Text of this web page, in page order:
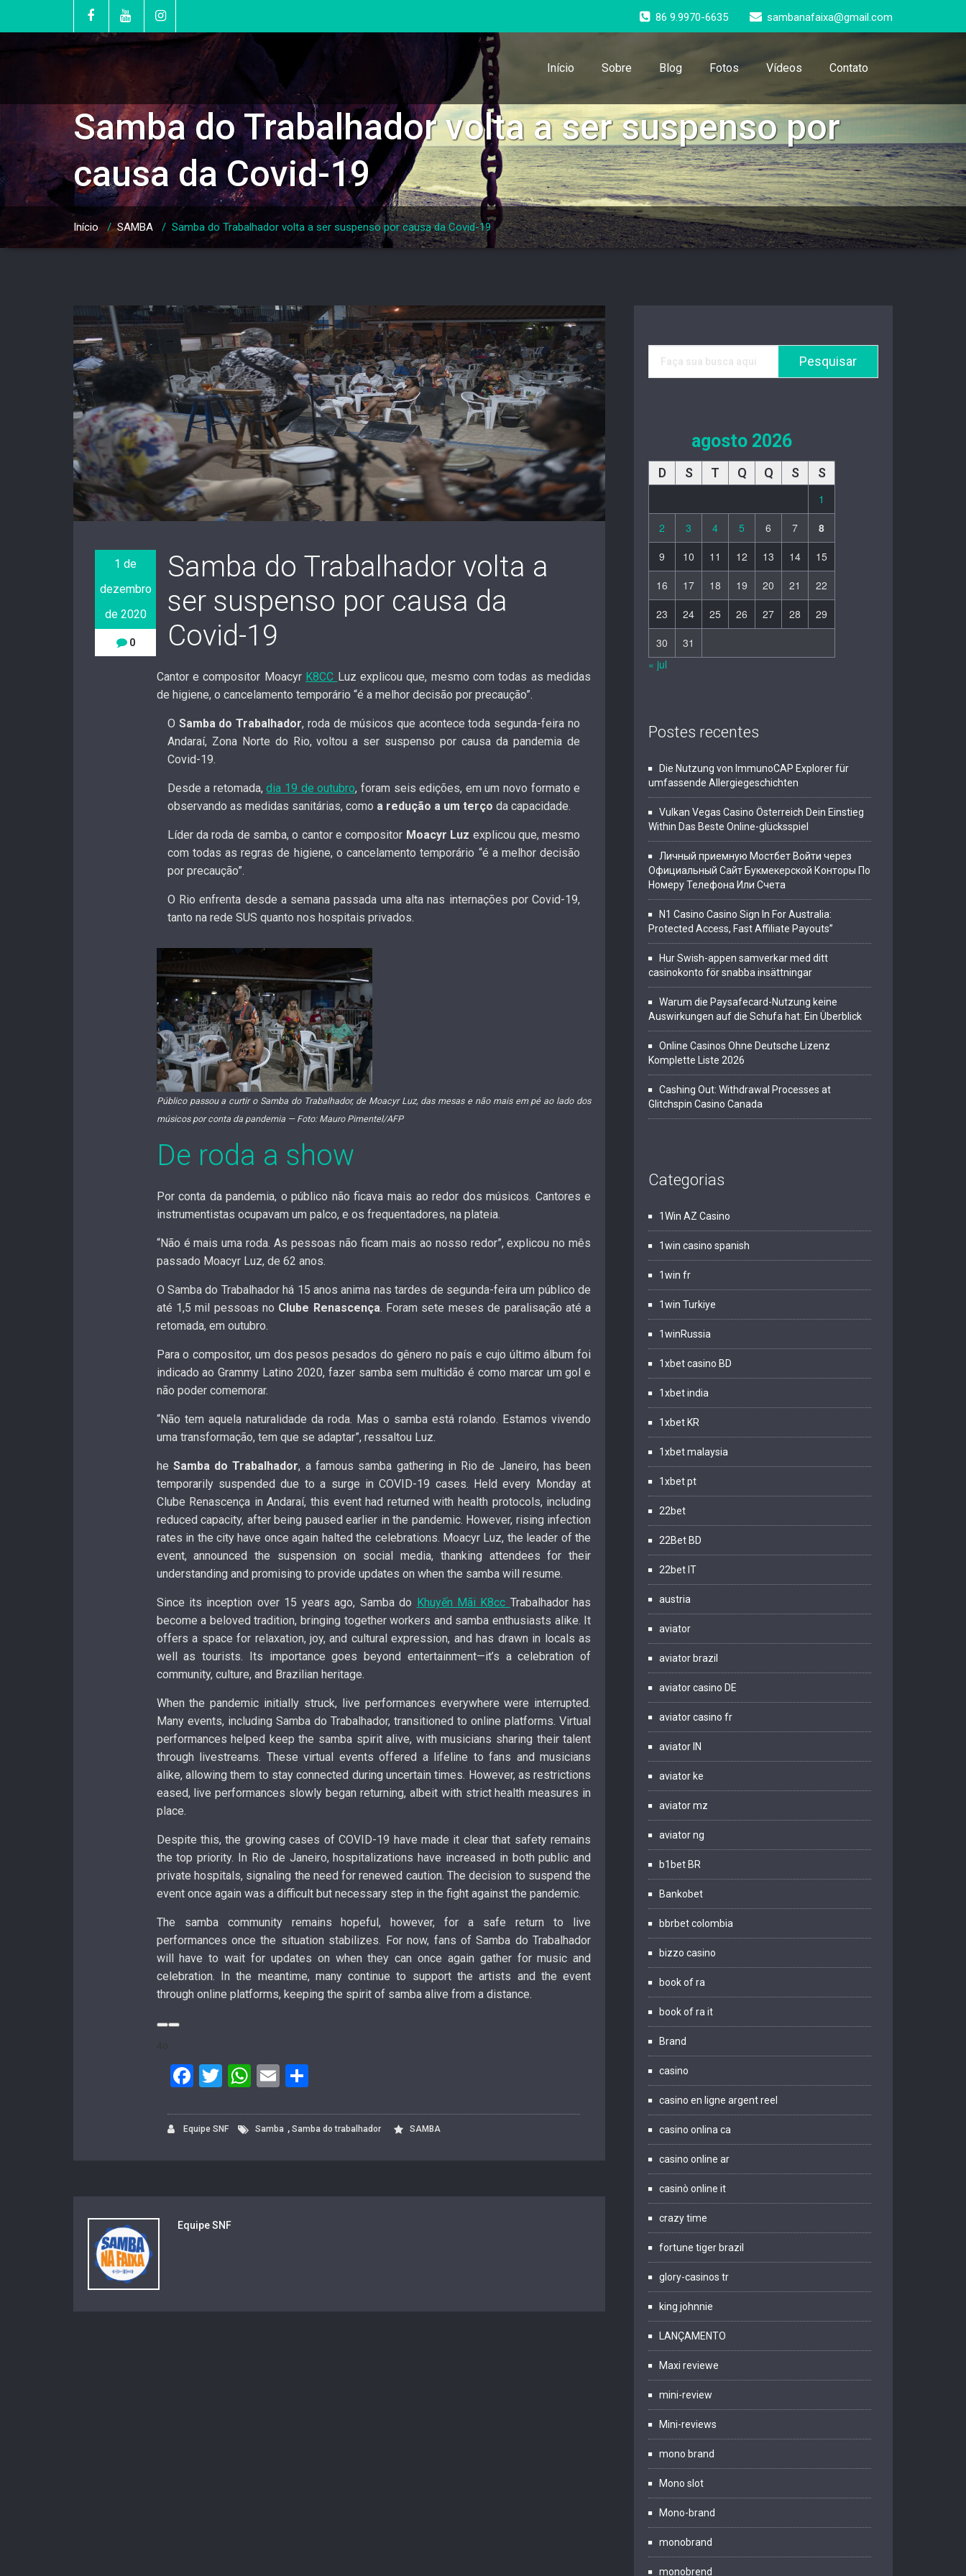
content
86 9.9970-6635 sambanafaixa@gmail.com
Início Sobre Blog Fotos Vídeos Contato
Samba do Trabalhador volta a ser suspenso por
causa da Covid-19
Início/SAMBA / Samba do Trabalhador volta a ser suspenso por causa da Covid-19
1 de
dezembro
de 2020
0
Samba do Trabalhador volta a
ser suspenso por causa da
Covid-19
Cantor e compositor Moacyr K8CC Luz explicou que, mesmo com todas as medidas
de higiene, o cancelamento temporário “é a melhor decisão por precaução”.
O Samba do Trabalhador, roda de músicos que acontece toda segunda-feira no
Andaraí, Zona Norte do Rio,voltou a ser suspenso por causa da pandemia de
Covid-19.
Desde a retomada,dia 19 de outubro, foram seis edições, em um novo formato e
observando as medidas sanitárias, como a redução a um terço da capacidade.
Líder da roda de samba, o cantor e compositor Moacyr Luz explicou que, mesmo
com todas as regras de higiene, o cancelamento temporário “é a melhor decisão
por precaução”.
O Rio enfrenta desde a semana passada uma alta nas internações por Covid-19,
tanto na rede SUS quanto nos hospitais privados.
Público passou a curtir o Samba do Trabalhador, de Moacyr Luz, das mesas e não mais em pé ao lado dos
músicos por conta da pandemia — Foto: Mauro Pimentel/AFP
De roda a show
Por conta da pandemia, o público não ficava mais ao redor dos músicos. Cantores e
instrumentistas ocupavam um palco, e os frequentadores, na plateia.
“Não é mais uma roda. As pessoas não ficam mais ao nosso redor”, explicou no mês
passado Moacyr Luz, de 62 anos.
O Samba do Trabalhador há 15 anos anima nas tardes de segunda-feira um público de
até 1,5 mil pessoas no Clube Renascença. Foram sete meses de paralisação até a
retomada, em outubro.
Para o compositor, um dos pesos pesados do gênero no país e cujo último álbum foi
indicado ao Grammy Latino 2020, fazer samba sem multidão é como marcar um gol e
não poder comemorar.
“Não tem aquela naturalidade da roda. Mas o samba está rolando. Estamos vivendo
uma transformação, tem que se adaptar”, ressaltou Luz.
he Samba do Trabalhador, a famous samba gathering in Rio de Janeiro, has been
temporarily suspended due to a surge in COVID-19 cases. Held every Monday at
Clube Renascença in Andaraí, this event had returned with health protocols, including
reduced capacity, after being paused earlier in the pandemic. However, rising infection
rates in the city have once again halted the celebrations. Moacyr Luz, the leader of the
event, announced the suspension on social media, thanking attendees for their
understanding and promising to provide updates on when the samba will resume.
Since its inception over 15 years ago, Samba do Khuyến Mãi K8cc Trabalhador has
become a beloved tradition, bringing together workers and samba enthusiasts alike. It
offers a space for relaxation, joy, and cultural expression, and has drawn in locals as
well as tourists. Its importance goes beyond entertainment—it’s a celebration of
community, culture, and Brazilian heritage.
When the pandemic initially struck, live performances everywhere were interrupted.
Many events, including Samba do Trabalhador, transitioned to online platforms. Virtual
performances helped keep the samba spirit alive, with musicians sharing their talent
through livestreams. These virtual events offered a lifeline to fans and musicians
alike, allowing them to stay connected during uncertain times. However, as restrictions
eased, live performances slowly began returning, albeit with strict health measures in
place.
Despite this, the growing cases of COVID-19 have made it clear that safety remains
the top priority. In Rio de Janeiro, hospitalizations have increased in both public and
private hospitals, signaling the need for renewed caution. The decision to suspend the
event once again was a difficult but necessary step in the fight against the pandemic.
The samba community remains hopeful, however, for a safe return to live
performances once the situation stabilizes. For now, fans of Samba do Trabalhador
will have to wait for updates on when they can once again gather for music and
celebration. In the meantime, many continue to support the artists and the event
through online platforms, keeping the spirit of samba alive from a distance.
F
c
e
o
k
T
tt
er
W
at
E
ail
S
ar
Equipe SNF Samba , Samba do trabalhador SAMBA
Equipe SNF
agosto 2026
D S T Q Q S S
1
2
3 4 5 6 7
8
9
10 11 12 13 14
15
16
17 18 19 20 21
22
23
24 25 26 27 28
29
30
31
« jul
Postes recentes
Die Nutzung von ImmunoCAP Explorer für
umfassende Allergiegeschichten
Vulkan Vegas Casino Österreich Dein Einstieg
Within Das Beste Online-glücksspiel
Личный приемную Мостбет Войти через
Официальный Сайт Букмекерской Конторы По
Номеру Телефона Или Счета
N1 Casino Casino Sign In For Australia:
Protected Access, Fast Affiliate Payouts”
Hur Swish-appen samverkar med ditt
casinokonto för snabba insättningar
Warum die Paysafecard-Nutzung keine
Auswirkungen auf die Schufa hat: Ein Überblick
Online Casinos Ohne Deutsche Lizenz
Komplette Liste 2026
Cashing Out: Withdrawal Processes at
Glitchspin Casino Canada
Categorias
1Win AZ Casino
1win casino spanish
1win fr
1win Turkiye
1winRussia
1xbet casino BD
1xbet india
1xbet KR
1xbet malaysia
1xbet pt
22bet
22Bet BD
22bet IT
austria
aviator
aviator brazil
aviator casino DE
aviator casino fr
aviator IN
aviator ke
aviator mz
aviator ng
b1bet BR
Bankobet
bbrbet colombia
bizzo casino
book of ra
book of ra it
Brand
casino
casino en ligne argent reel
casino onlina ca
casino online ar
casinò online it
crazy time
fortune tiger brazil
glory-casinos tr
king johnnie
LANÇAMENTO
Maxi reviewe
mini-review
Mini-reviews
mono brand
Mono slot
Mono-brand
monobrand
monobrend